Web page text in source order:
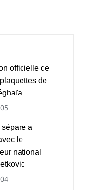
officielle de
de
a
le
national